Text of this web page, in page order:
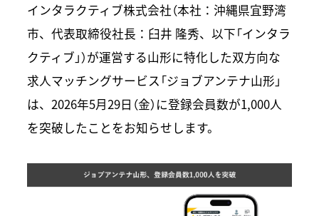
インタラクティブ株式会社（本社：沖縄県宜野湾
市、代表取締役社長：臼井 隆秀、以下「インタラ
クティブ」）が運営する山形に特化した双方向な
求人マッチングサービス「ジョブアンテナ山形」
は、2026年5月29日（金）に登録会員数が1,000人
を突破したことをお知らせします。